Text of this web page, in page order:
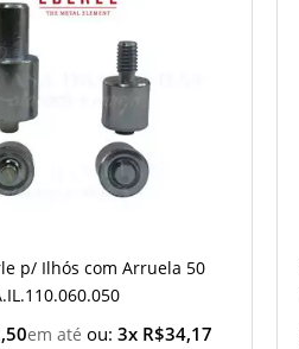
p/ Ilhós com Arruela 50
ou: 3x R$34,17